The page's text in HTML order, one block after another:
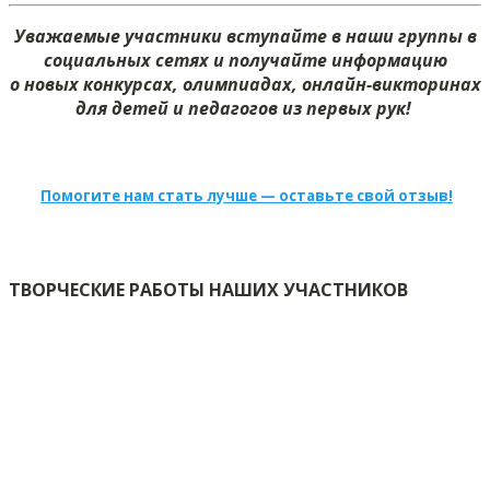
Уважаемые участники вступайте в наши группы в
социальных сетях и получайте информацию
о новых конкурсах, олимпиадах, онлайн-викторинах
для детей и педагогов из первых рук!
Помогите нам стать лучше — оставьте свой отзыв!
ТВОРЧЕСКИЕ РАБОТЫ НАШИХ УЧАСТНИКОВ